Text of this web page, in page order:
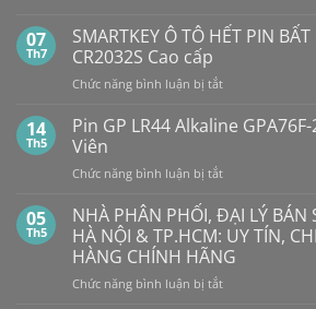
bình
luận
ở
Pin
Con
Dung
Lượng
Bao
Nhiêu?
Mua
con
thỏ
giá
rẻ
ở
đâu
07
Th7
SMARTKEY Ô TÔ HẾT PIN
CR2032S Cao cấp
Chức năng bình luận bị tắtở
Ô
PIN
NGỜ?
PIN
MAXELL
CR2032S Cao
cấp
14
Th5
Pin GP LR44 Alkaline
Viên
Chức năng bình luận bị tắtở
GP
LR44
Alkaline
GPA76F-
2C10
05
Th5
NHÀ PHÂN PHỐI, ĐẠI LÝ BÁN
HÀ NỘI & TP.HCM: UY TÍN,
HÀNG CHÍNH HÃNG
Chức năng bình luận bị tắtở